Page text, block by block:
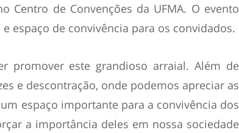
Centro de Convenções da UFMA. O evento
espaço de convivência para os convidados.
promover este grandioso arraial. Além de
e descontração, onde podemos apreciar as
espaço importante para a convivência dos
a importância deles em nossa sociedade